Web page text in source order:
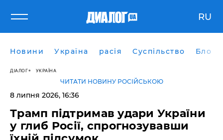
RU
Новини Україна расія Суспільство Блоги
ДІАЛОГ УКРАЇНА
ЧИТАТИ НОВИНУ РОСІЙСЬКОЮ
8 липня 2026, 16:36
Трамп підтримав удари України
у глиб Росії, спрогнозувавши